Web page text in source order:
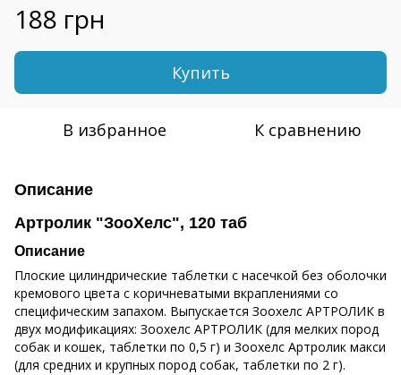
188 грн
Купить
В избранное К сравнению
Описание
Артролик "ЗооХелс", 120 таб
Описание
Плоские цилиндрические таблетки с насечкой без оболочки
кремового цвета с коричневатыми вкраплениями со
специфическим запахом. Выпускается Зоохелс АРТРОЛИК в
двух модификациях: Зоохелс АРТРОЛИК (для мелких пород
собак и кошек, таблетки по 0,5 г) и Зоохелс Артролик макси
(для средних и крупных пород собак, таблетки по 2 г).